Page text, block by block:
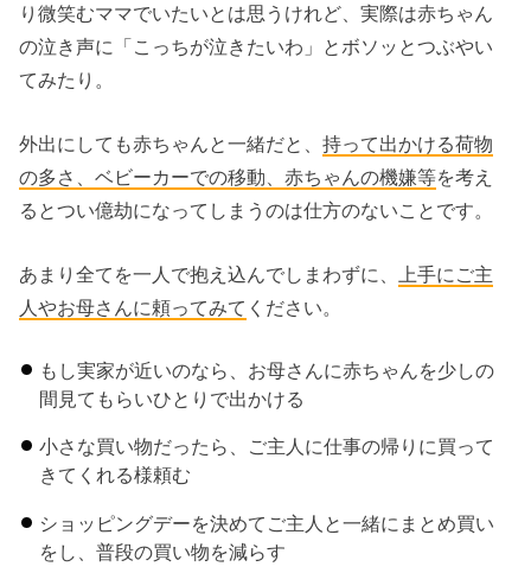
り微笑むママでいたいとは思うけれど、実際は赤ちゃん
の泣き声に「こっちが泣きたいわ」とボソッとつぶやい
てみたり。
外出にしても赤ちゃんと一緒だと、持って出かける荷物
の多さ、ベビーカーでの移動、赤ちゃんの機嫌等を考え
るとつい億劫になってしまうのは仕方のないことです。
あまり全てを一人で抱え込んでしまわずに、
上手にご主
人やお母さんに頼ってみて ください。
もし実家が近いのなら、お母さんに赤ちゃんを少しの
間見てもらいひとりで出かける
小さな買い物だったら、ご主人に仕事の帰りに買って
きてくれる様頼む
ショッピングデーを決めてご主人と一緒にまとめ買い
をし、普段の買い物を減らす